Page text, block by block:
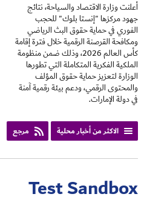
أعلنت وزارة الاقتصاد والسياحة، نتائج
جهود مركزها "إنستا بلوك" للحجب
الفوري في حماية حقوق البث الرياضي
ومكافحة القرصنة الرقمية خلال فترة إقامة
كأس العالم 2026، وذلك ضمن منظومة
الملكية الفكرية المتكاملة التي تطورها
الوزارة لتعزيز حماية حقوق المؤلف
والمحتوى الرقمي، ودعم بيئة رقمية آمنة
في دولة الإمارات.
الاكثر من أخبار محلية مرجع
Test Sandbox